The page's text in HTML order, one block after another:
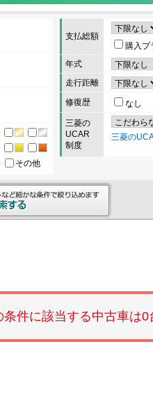
その他
支払総額
購入プ
年式
走行距離
修復歴
なし
三菱の
UCAR
制度
三菱の
条件に該当する中古車は